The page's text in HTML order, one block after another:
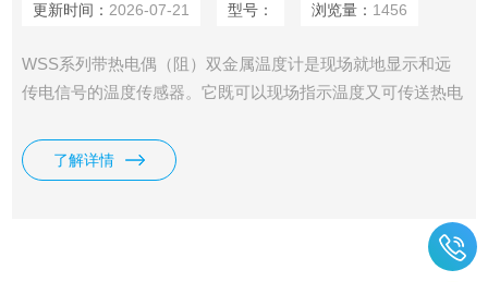
更新时间： 2026-07-21 型号： 浏览量： 1456
WSS系列带热电偶（阻）双金属温度计是现场就地显示和远
传电信号的温度传感器。它既可以现场指示温度又可传送热电
广泛用于冶金、石化、电力、轻纺、食品、国防等工业部门。
了解详情